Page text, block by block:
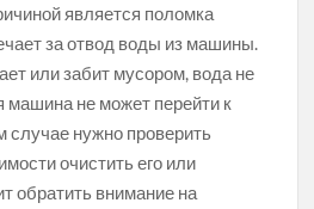
является поломка
за отвод воды из машины.
или забит мусором, вода не
машина не может перейти к
случае нужно проверить
очистить его или
обратить внимание на